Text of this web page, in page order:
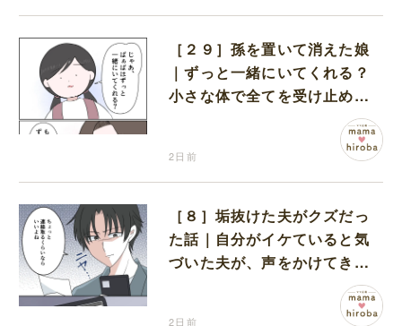
［２９］孫を置いて消えた娘
｜ずっと一緒にいてくれる？
小さな体で全てを受け止める
2日前
［８］垢抜けた夫がクズだっ
た話｜自分がイケていると気
づいた夫が、声をかけてきた
女性達と交流を持ち始める
2日前